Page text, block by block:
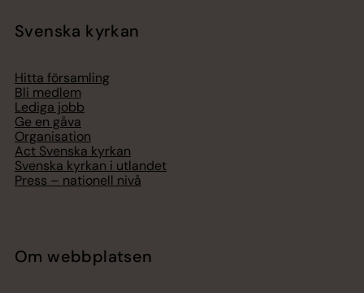
Svenska kyrkan
Hitta församling
Bli medlem
Lediga jobb
Ge en gåva
Organisation
Act Svenska kyrkan
Svenska kyrkan i utlandet
Press – nationell nivå
Om webbplatsen